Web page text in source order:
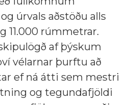
úrvals aðstöðu alls
11.000 rúmmetrar.
af þýskum
vélarnar þurftu að
ef ná átti sem mestri
og tegundafjöldi